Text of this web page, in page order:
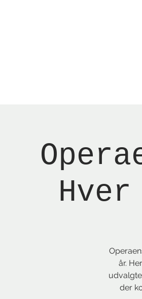
år.
der